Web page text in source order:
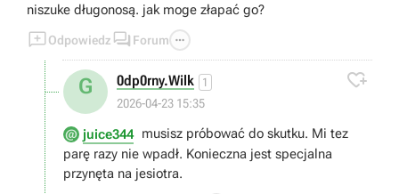
niszuke długonosą. jak moge złapać go?
Odpowiedz  Forum 
G 0dp0rny.Wilk 1
2026-04-23 15:35

juice344 musisz próbować do skutku. Mi tez
parę razy nie wpadł. Konieczna jest specjalna
przynęta na jesiotra.